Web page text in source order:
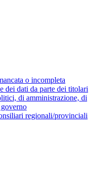
o incompleta
dei dati da parte dei titolari
di amministrazione, di
regionali/provinciali